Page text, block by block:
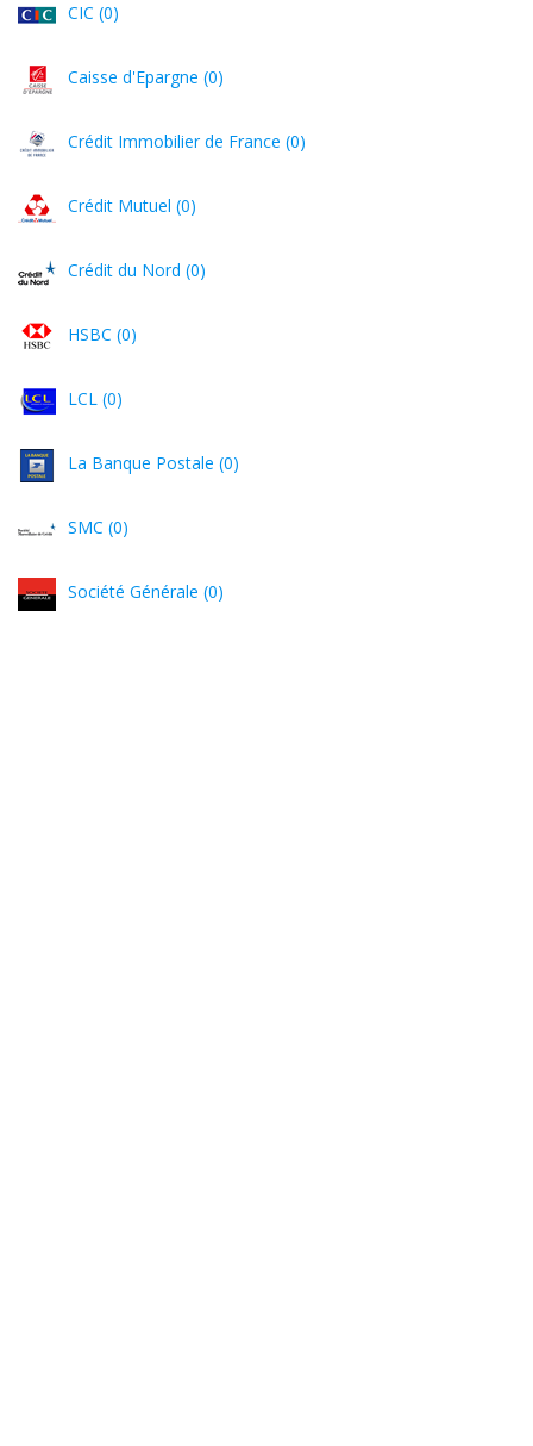
CIC (0)
Caisse d'Epargne (0)
Crédit Immobilier de France (0)
Crédit Mutuel (0)
Crédit du Nord (0)
HSBC (0)
LCL (0)
La Banque Postale (0)
SMC (0)
Société Générale (0)